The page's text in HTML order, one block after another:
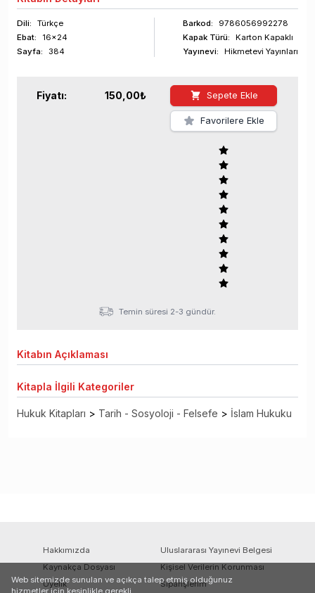
Dili:
Türkçe
Ebat:
16x24
Sayfa: 384
Barkod:
9786056992278
Kapak Türü:
Karton Kapaklı
Yayınevi:
Hikmetevi Yayınları
Fiyatı: 150,00₺ Sepete Ekle
Favorilere Ekle
Temin süresi 2-3 gündür.
Kitabın Açıklaması
Kitapla İlgili Kategoriler
Hukuk Kitapları > Tarih - Sosyoloji - Felsefe > İslam Hukuku
Hakkımızda
Uluslararası Yayınevi Belgesi
Kaynakça Dosyası
Kişisel Verilerin Korunması
Üyelik
Siparişlerim
Web sitemizde sunulan ve açıkça talep etmiş olduğunuz
hizmetler için kesinlikle gerekli,